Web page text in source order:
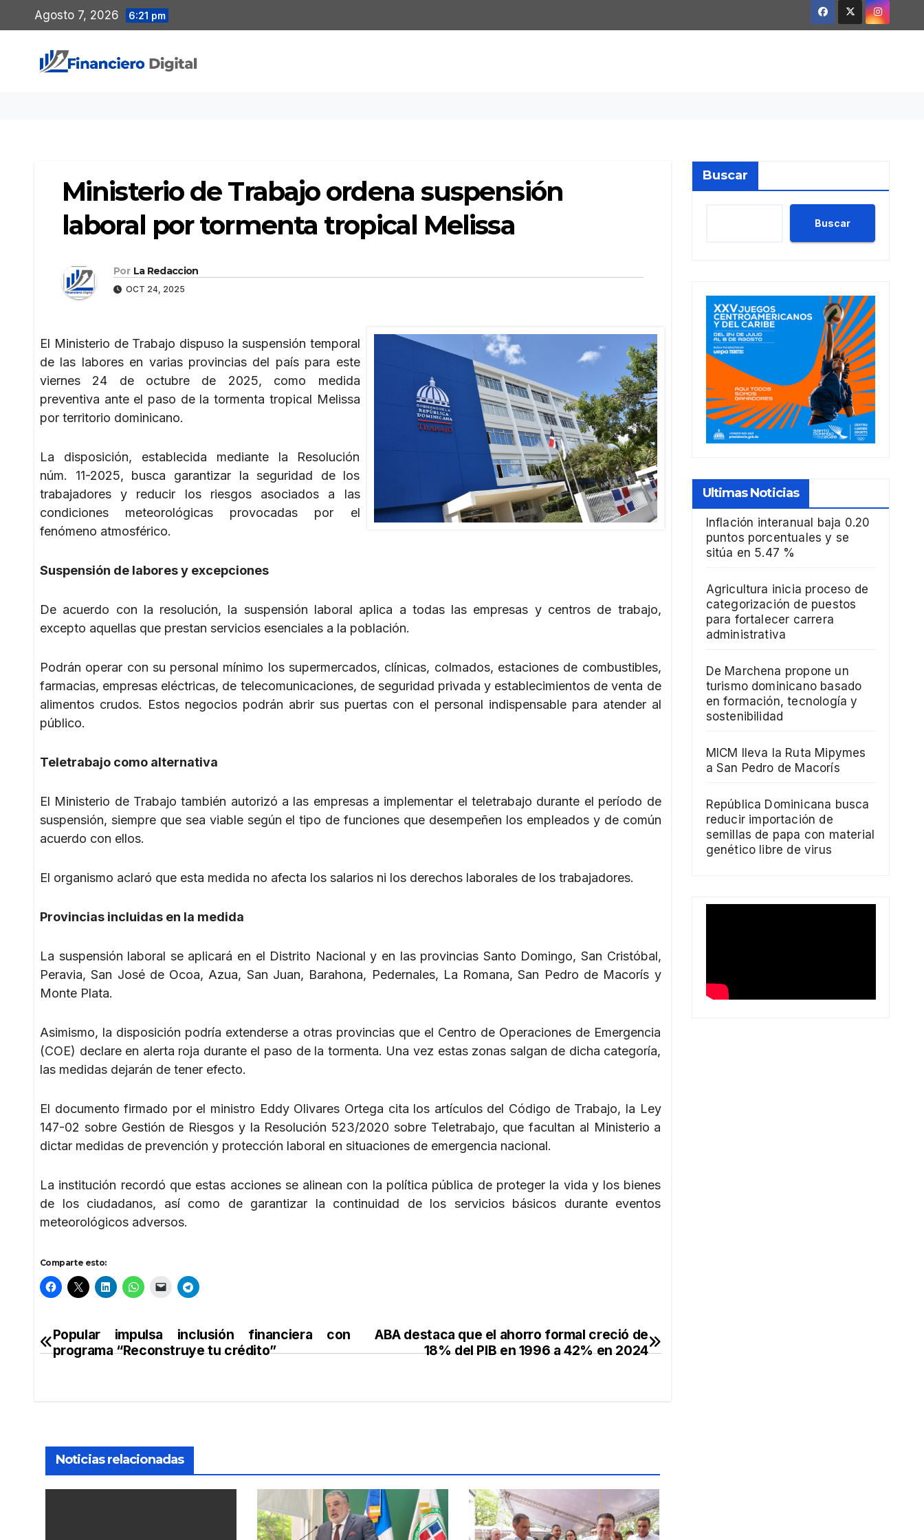
al
contenido
Agosto 7, 2026 6:21 pm
Ministerio de Trabajo ordena suspensión
laboral por tormenta tropical Melissa
Por La Redaccion
OCT 24, 2025
El Ministerio de Trabajo dispuso la suspensión temporal
de las labores en varias provincias del país para este
viernes 24 de octubre de 2025, como medida
preventiva ante el paso de la tormenta tropical Melissa
por territorio dominicano.
La disposición, establecida mediante la Resolución
núm. 11-2025, busca garantizar la seguridad de los
trabajadores y reducir los riesgos asociados a las
condiciones meteorológicas provocadas por el
fenómeno atmosférico.
Suspensión de labores y excepciones
De acuerdo con la resolución, la suspensión laboral aplica a todas las empresas y centros de trabajo,
excepto aquellas que prestan servicios esenciales a la población.
Podrán operar con su personal mínimo los supermercados, clínicas, colmados, estaciones de combustibles,
farmacias, empresas eléctricas, de telecomunicaciones, de seguridad privada y establecimientos de venta de
alimentos crudos. Estos negocios podrán abrir sus puertas con el personal indispensable para atender al
público.
Teletrabajo como alternativa
El Ministerio de Trabajo también autorizó a las empresas a implementar el teletrabajo durante el período de
suspensión, siempre que sea viable según el tipo de funciones que desempeñen los empleados y de común
acuerdo con ellos.
El organismo aclaró que esta medida no afecta los salarios ni los derechos laborales de los trabajadores.
Provincias incluidas en la medida
La suspensión laboral se aplicará en el Distrito Nacional y en las provincias Santo Domingo, San Cristóbal,
Peravia, San José de Ocoa, Azua, San Juan, Barahona, Pedernales, La Romana, San Pedro de Macorís y
Monte Plata.
Asimismo, la disposición podría extenderse a otras provincias que el Centro de Operaciones de Emergencia
(COE) declare en alerta roja durante el paso de la tormenta. Una vez estas zonas salgan de dicha categoría,
las medidas dejarán de tener efecto.
El documento firmado por el ministro Eddy Olivares Ortega cita los artículos del Código de Trabajo, la Ley
147-02 sobre Gestión de Riesgos y la Resolución 523/2020 sobre Teletrabajo, que facultan al Ministerio a
dictar medidas de prevención y protección laboral en situaciones de emergencia nacional.
La institución recordó que estas acciones se alinean con la política pública de proteger la vida y los bienes
de los ciudadanos, así como de garantizar la continuidad de los servicios básicos durante eventos
meteorológicos adversos.
Comparte esto:
Navegación
ABA destaca que el ahorro formal creció de
18% del PIB en 1996 a 42% en 2024
Popular impulsa inclusión financiera con
programa “Reconstruye tu crédito”
Noticias relacionadas
Buscar
Buscar
Ultimas Noticias
Inflación interanual baja 0.20
puntos porcentuales y se
sitúa en 5.47 %
Agricultura inicia proceso de
categorización de puestos
para fortalecer carrera
administrativa
De Marchena propone un
turismo dominicano basado
en formación, tecnología y
sostenibilidad
MICM lleva la Ruta Mipymes
a San Pedro de Macorís
República Dominicana busca
reducir importación de
semillas de papa con material
genético libre de virus